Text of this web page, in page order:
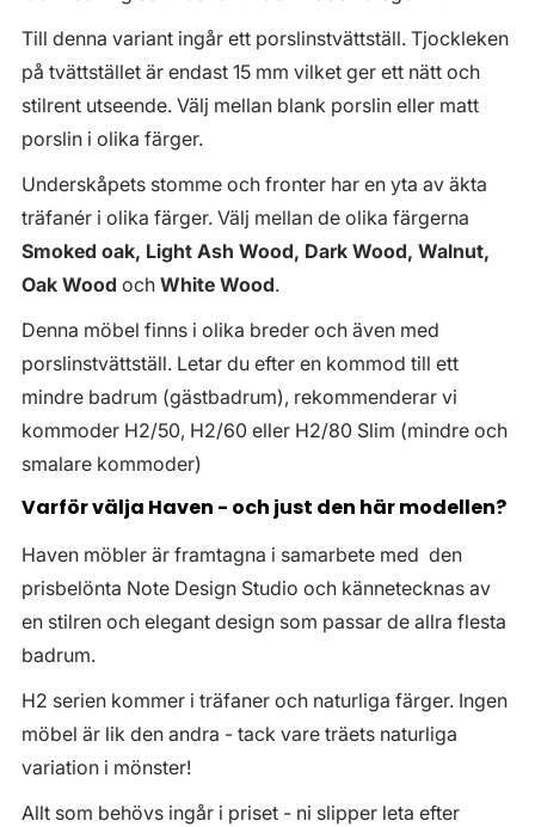
Till denna variant ingår ett porslinstvättställ. Tjockleken
på tvättstället är endast 15 mm vilket ger ett nätt och
stilrent utseende. Välj mellan blank porslin eller matt
porslin i olika färger.
Underskåpets stomme och fronter har en yta av äkta
träfanér i olika färger. Välj mellan de olika färgerna
Smoked oak, Light Ash Wood, Dark Wood, Walnut,
Oak Wood och White Wood.
Denna möbel finns i olika breder och även med
porslinstvättställ. Letar du efter en kommod till ett
mindre badrum (gästbadrum), rekommenderar vi
kommoder H2/50, H2/60 eller H2/80 Slim (mindre och
smalare kommoder)
Varför välja Haven - och just den här modellen?
Haven möbler är framtagna i samarbete med den
prisbelönta Note Design Studio och kännetecknas av
en stilren och elegant design som passar de allra flesta
badrum.
H2 serien kommer i träfaner och naturliga färger. Ingen
möbel är lik den andra - tack vare träets naturliga
variation i mönster!
Allt som behövs ingår i priset - ni slipper leta efter